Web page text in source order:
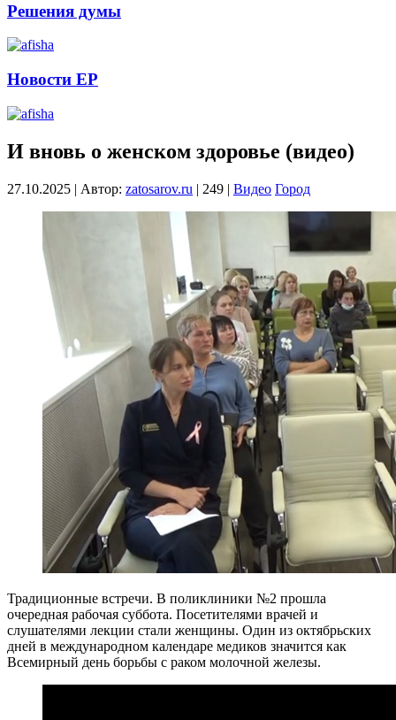
Решения думы
Новости ЕР
И вновь о женском здоровье (видео)
27.10.2025 | Автор: zatosarov.ru | 249 | Видео Город
Традиционные встречи. В поликлиники №2 прошла
очередная рабочая суббота. Посетителями врачей и
слушателями лекции стали женщины. Один из октябрьских
дней в международном календаре медиков значится как
Всемирный день борьбы с раком молочной железы.